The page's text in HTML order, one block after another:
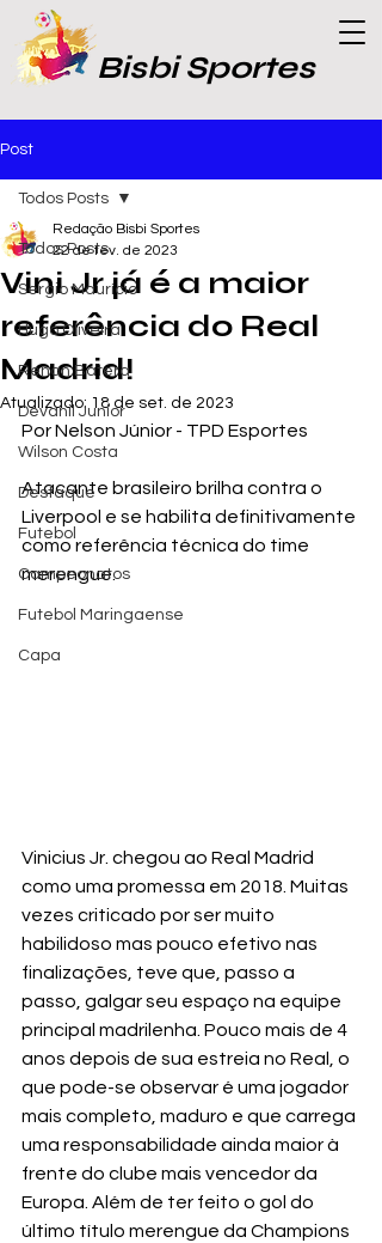
Bisbi Sportes
Post
Todos Posts
Sergio Maurício
Hugo Oliveira
Renan Batera
Devanil Junior
Wilson Costa
Destaque
Futebol
Campeonatos
Futebol Maringaense
Capa
Todos Posts
Vini Jr já é a maior
referência do Real
Madrid!
Redação Bisbi Sportes
22 de fev. de 2023
Atualizado: 18 de set. de 2023
Por Nelson Júnior - TPD Esportes
Atacante brasileiro brilha contra o
Liverpool e se habilita definitivamente
como referência técnica do time
merengue.
Vinicius Jr. chegou ao Real Madrid
como uma promessa em 2018. Muitas
vezes criticado por ser muito
habilidoso mas pouco efetivo nas
finalizações, teve que, passo a
passo, galgar seu espaço na equipe
principal madrilenha. Pouco mais de 4
anos depois de sua estreia no Real, o
que pode-se observar é uma jogador
mais completo, maduro e que carrega
uma responsabilidade ainda maior à
frente do clube mais vencedor da
Europa. Além de ter feito o gol do
último título merengue da Champions